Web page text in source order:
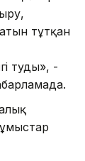
тұтқан
туды», -